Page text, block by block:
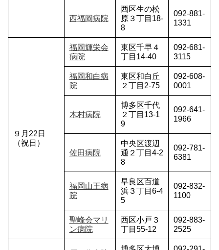
西福岡病院
西区生の松
原３丁目18-
8
092-881-
1331
９月22日
（祝日）
福岡輝栄会
病院
東区千早４
丁目14-40
092-681-
3115
福岡和白病
院
東区和白丘
２丁目2-75
092-608-
0001
木村病院
博多区千代
２丁目13-1
9
092-641-
1966
佐田病院
中央区渡辺
通２丁目4-2
8
092-781-
6381
福岡山王病
院
早良区百道
浜３丁目6-4
5
092-832-
1100
聖峰会マリ
ン病院
西区小戸３
丁目55-12
092-883-
2525